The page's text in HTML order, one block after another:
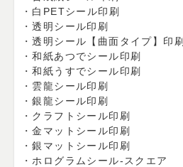
白PETシール印刷
透明シール印刷
透明シール【曲面タイプ】印刷
和紙あつでシール印刷
和紙うすでシール印刷
雲龍シール印刷
銀龍シール印刷
クラフトシール印刷
金マットシール印刷
銀マットシール印刷
ホログラムシール-スクエア